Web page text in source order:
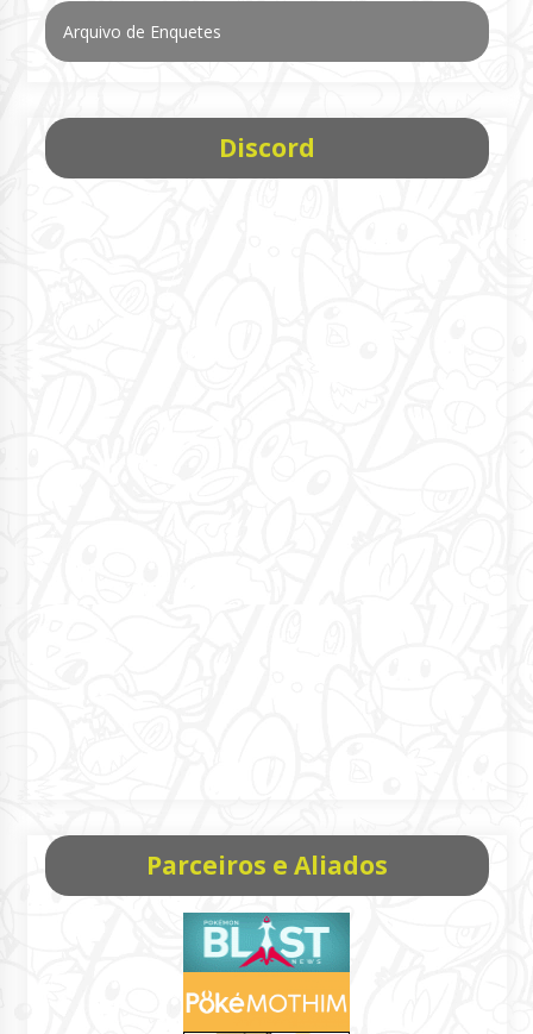
Arquivo de Enquetes
Discord
Parceiros e Aliados